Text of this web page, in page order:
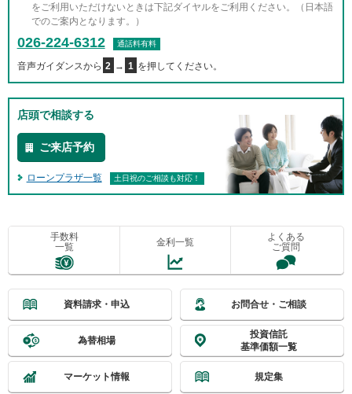
をご利用いただけないときは下記ダイヤルをご利用ください。（日本語
でのご案内となります。）
026-224-6312 通話料有料
音声ガイダンスから 2 → 1 を押してください。
店頭で相談する
ご来店予約
ローンプラザ一覧 土日祝のご相談も対応！
手数料
一覧
金利一覧
よくある
ご質問
資料請求・申込 お問合せ・ご相談
為替相場
投資信託
基準価額一覧
マーケット情報 規定集